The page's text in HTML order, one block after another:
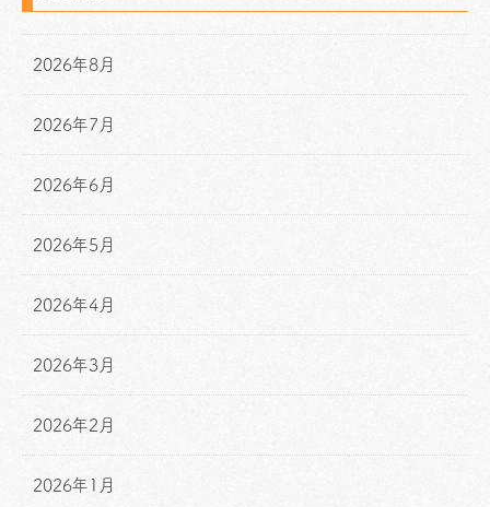
2026年8月
2026年7月
2026年6月
2026年5月
2026年4月
2026年3月
2026年2月
2026年1月